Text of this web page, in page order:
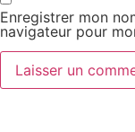
Enregistrer mon
navigateur pour